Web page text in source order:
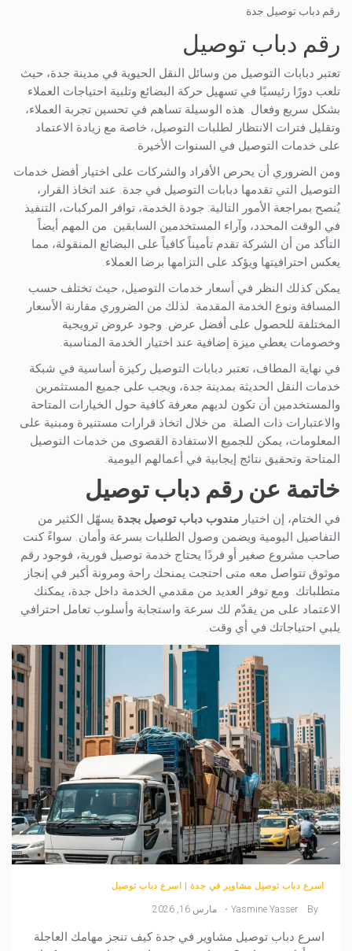
رقم دباب توصيل جدة
رقم دباب توصيل
تعتبر دبابات التوصيل من وسائل النقل الحيوية في مدينة جدة، حيث
تلعب دورًا رئيسيًا في تسهيل حركة البضائع وتلبية احتياجات العملاء
بشكل سريع وفعال. هذه الوسيلة تساهم في تحسين تجربة العملاء،
وتقليل فترات الانتظار لطلبات التوصيل، خاصة مع زيادة الاعتماد
على خدمات التوصيل في السنوات الأخيرة.
ومن الضروري أن يحرص الأفراد والشركات على اختيار أفضل خدمات
التوصيل التي تقدمها دبابات التوصيل في جدة. عند اتخاذ القرار،
يُنصح بمراجعة الأمور التالية: جودة الخدمة، توافر المركبات، التنفيذ
في الوقت المحدد، وآراء المستخدمين السابقين. من المهم أيضاً
التأكد من أن الشركة تقدم تأميناً كافياً على البضائع المنقولة، مما
يعكس احترافيتها ويؤكد على التزامها برضا العملاء.
يمكن كذلك النظر في أسعار خدمات التوصيل، حيث تختلف حسب
المسافة ونوع الخدمة المقدمة. لذلك من الضروري مقارنة الأسعار
المختلفة للحصول على أفضل عرض. وجود عروض ترويجية
وخصومات يعطي ميزة إضافية عند اختيار الخدمة المناسبة.
في نهاية المطاف، تعتبر دبابات التوصيل ركيزة أساسية في شبكة
خدمات النقل الحديثة بمدينة جدة، ويجب على جميع المستثمرين
والمستخدمين أن تكون لديهم معرفة كافية حول الخيارات المتاحة
والاعتبارات ذات الصلة. من خلال اتخاذ قرارات مستنيرة ومبنية على
المعلومات، يمكن للجميع الاستفادة القصوى من خدمات التوصيل
المتاحة وتحقيق نتائج إيجابية في أعمالهم اليومية.
خاتمة عن رقم دباب توصيل
في الختام، إن اختيار مندوب دباب توصيل بجدة يسهّل الكثير من
التفاصيل اليومية ويضمن وصول الطلبات بسرعة وأمان. سواءً كنت
صاحب مشروع صغير أو فردًا يحتاج خدمة توصيل فورية، فوجود رقم
موثوق تتواصل معه متى احتجت يمنحك راحة ومرونة أكبر في إنجاز
متطلباتك. ومع توفر العديد من مقدمي الخدمة داخل جدة، يمكنك
الاعتماد على من يقدّم لك سرعة واستجابة وأسلوب تعامل احترافي
يلبي احتياجاتك في أي وقت.
اسرع دباب توصيل مشاوير في جدة اسرع دباب توصيل
By
Yasmine Yasser مارس 16, 2026
اسرع دباب توصيل مشاوير في جدة كيف تنجز مهامك العاجلة